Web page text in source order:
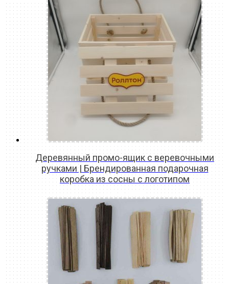
Деревянный промо-ящик с веревочными
ручками | Брендированная подарочная
коробка из сосны с логотипом
READ MORE